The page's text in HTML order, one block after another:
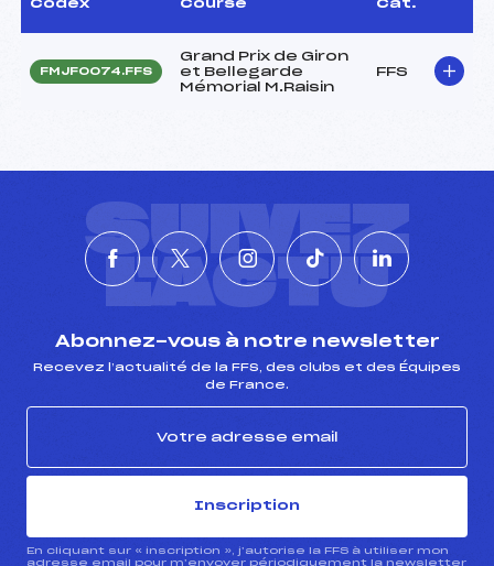
Codex Course Cat.
FMJF0074.FFS
Grand Prix de Giron
et Bellegarde
Mémorial M.Raisin
FFS
SUIVEZ
L'ACTU
Abonnez-vous à notre newsletter
Recevez l’actualité de la FFS, des clubs et des Équipes
de France.
Inscription
En cliquant sur « inscription », j’autorise la FFS à utiliser mon
adresse email pour m’envoyer périodiquement la newsletter